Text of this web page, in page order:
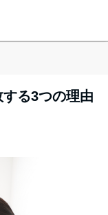
する3つの理由